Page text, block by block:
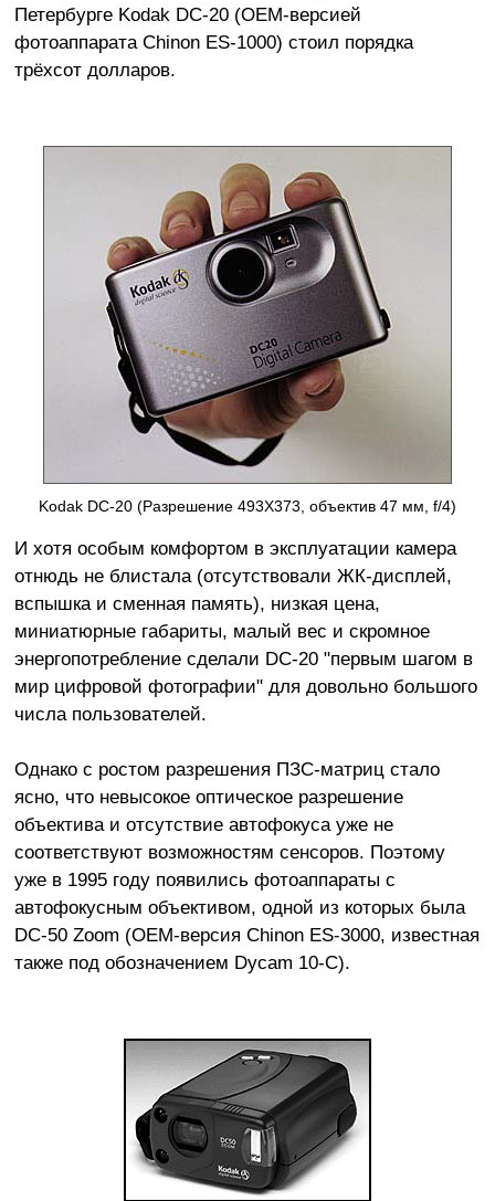
Петербурге Kodak DC-20 (OEM-версией
фотоаппарата Chinon ES-1000) стоил порядка
трёхсот долларов.
Kodak DC-20 (Разрешение 493X373, объектив 47 мм, f/4)
И хотя особым комфортом в эксплуатации камера
отнюдь не блистала (отсутствовали ЖК-дисплей,
вспышка и сменная память), низкая цена,
миниатюрные габариты, малый вес и скромное
энергопотребление сделали DC-20 "первым шагом в
мир цифровой фотографии" для довольно большого
числа пользователей.
Однако с ростом разрешения ПЗС-матриц стало
ясно, что невысокое оптическое разрешение
объектива и отсутствие автофокуса уже не
соответствуют возможностям сенсоров. Поэтому
уже в 1995 году появились фотоаппараты с
автофокусным объективом, одной из которых была
DC-50 Zoom (OEM-версия Chinon ES-3000, известная
также под обозначением Dycam 10-C).